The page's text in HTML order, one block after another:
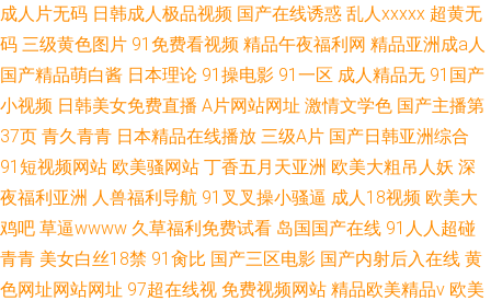
成人片无码 日韩成人极品视频 国产在线诱惑 乱人xxxxx 超黄无
码 三级黄色图片 91免费看视频 精品午夜福利网 精品亚洲成a人
国产精品萌白酱 日本理论 91操电影 91一区 成人精品无 91国产
小视频 日韩美女免费直播 A片网站网址 激情文学色 国产主播第
37页 青久青青 日本精品在线播放 三级A片 国产日韩亚洲综合
91短视频网站 欧美骚网站 丁香五月天亚洲 欧美大粗吊人妖 深
夜福利亚洲 人兽福利导航 91叉叉操小骚逼 成人18视频 欧美大
鸡吧 草逼wwww 久草福利免费试看 岛国国产在线 91人人超碰
青青 美女白丝18禁 91肏比 国产三区电影 国产内射后入在线 黄
色网址网站网址 97超在线视 免费视频网站 精品欧美精品v 欧美